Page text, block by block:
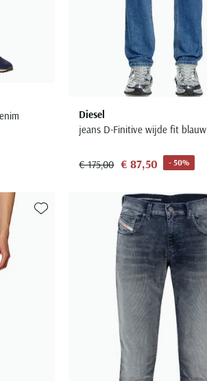
Diesel
jeans D-Finitive wijde fit blauw
€ 175,00 € 87,50 - 50%
Toevoegen aan favorieten